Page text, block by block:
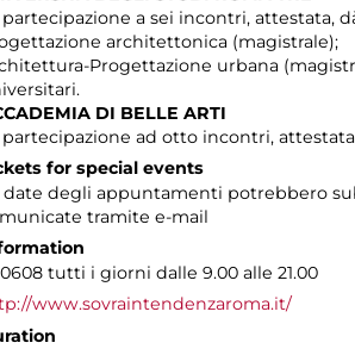
partecipazione a sei incontri, attestata,
architettonica (magistrale);
Progettazione urbana
DI BELLE ARTI
partecipazione ad otto incontri,
for special events
date degli appuntamenti potrebbero
tramite e-mail
tutti i giorni dalle 9.00 alle 21.00
www.sovraintendenzaroma.it/